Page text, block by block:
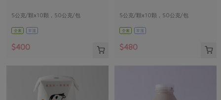
5公克/顆x10顆，50公克/包
全素 常溫
$400
5公克/顆x10顆，50公克/包
全素 常溫
$480